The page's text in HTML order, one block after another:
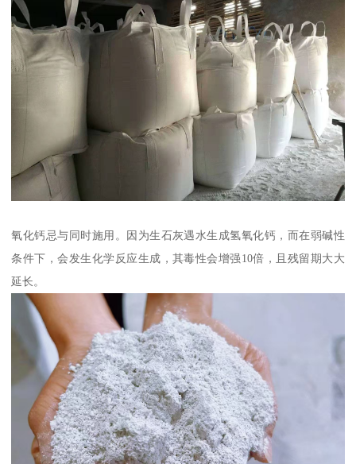
氧化钙忌与同时施用。因为生石灰遇水生成氢氧化钙，而在弱碱性
条件下，会发生化学反应生成，其毒性会增强10倍，且残留期大大
延长。